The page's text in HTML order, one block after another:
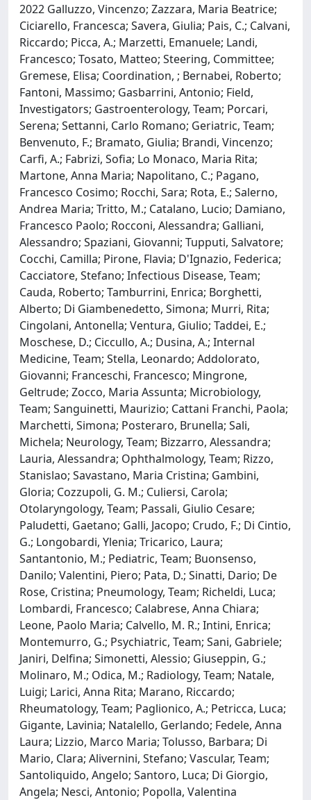
2022 Galluzzo, Vincenzo; Zazzara, Maria Beatrice;
Ciciarello, Francesca; Savera, Giulia; Pais, C.; Calvani,
Riccardo; Picca, A.; Marzetti, Emanuele; Landi,
Francesco; Tosato, Matteo; Steering, Committee;
Gremese, Elisa; Coordination, ; Bernabei, Roberto;
Fantoni, Massimo; Gasbarrini, Antonio; Field,
Investigators; Gastroenterology, Team; Porcari,
Serena; Settanni, Carlo Romano; Geriatric, Team;
Benvenuto, F.; Bramato, Giulia; Brandi, Vincenzo;
Carfi, A.; Fabrizi, Sofia; Lo Monaco, Maria Rita;
Martone, Anna Maria; Napolitano, C.; Pagano,
Francesco Cosimo; Rocchi, Sara; Rota, E.; Salerno,
Andrea Maria; Tritto, M.; Catalano, Lucio; Damiano,
Francesco Paolo; Rocconi, Alessandra; Galliani,
Alessandro; Spaziani, Giovanni; Tupputi, Salvatore;
Cocchi, Camilla; Pirone, Flavia; D'Ignazio, Federica;
Cacciatore, Stefano; Infectious Disease, Team;
Cauda, Roberto; Tamburrini, Enrica; Borghetti,
Alberto; Di Giambenedetto, Simona; Murri, Rita;
Cingolani, Antonella; Ventura, Giulio; Taddei, E.;
Moschese, D.; Ciccullo, A.; Dusina, A.; Internal
Medicine, Team; Stella, Leonardo; Addolorato,
Giovanni; Franceschi, Francesco; Mingrone,
Geltrude; Zocco, Maria Assunta; Microbiology,
Team; Sanguinetti, Maurizio; Cattani Franchi, Paola;
Marchetti, Simona; Posteraro, Brunella; Sali,
Michela; Neurology, Team; Bizzarro, Alessandra;
Lauria, Alessandra; Ophthalmology, Team; Rizzo,
Stanislao; Savastano, Maria Cristina; Gambini,
Gloria; Cozzupoli, G. M.; Culiersi, Carola;
Otolaryngology, Team; Passali, Giulio Cesare;
Paludetti, Gaetano; Galli, Jacopo; Crudo, F.; Di Cintio,
G.; Longobardi, Ylenia; Tricarico, Laura;
Santantonio, M.; Pediatric, Team; Buonsenso,
Danilo; Valentini, Piero; Pata, D.; Sinatti, Dario; De
Rose, Cristina; Pneumology, Team; Richeldi, Luca;
Lombardi, Francesco; Calabrese, Anna Chiara;
Leone, Paolo Maria; Calvello, M. R.; Intini, Enrica;
Montemurro, G.; Psychiatric, Team; Sani, Gabriele;
Janiri, Delfina; Simonetti, Alessio; Giuseppin, G.;
Molinaro, M.; Odica, M.; Radiology, Team; Natale,
Luigi; Larici, Anna Rita; Marano, Riccardo;
Rheumatology, Team; Paglionico, A.; Petricca, Luca;
Gigante, Lavinia; Natalello, Gerlando; Fedele, Anna
Laura; Lizzio, Marco Maria; Tolusso, Barbara; Di
Mario, Clara; Alivernini, Stefano; Vascular, Team;
Santoliquido, Angelo; Santoro, Luca; Di Giorgio,
Angela; Nesci, Antonio; Popolla, Valentina